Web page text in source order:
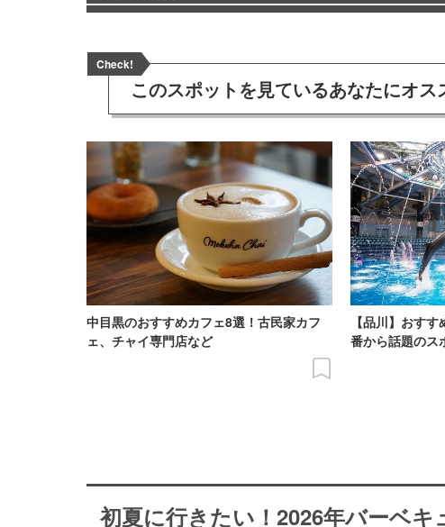
Check!
このスポットを見ているあなたにオス
中目黒のおすすめカフェ8選！古民家カフ
ェ、チャイ専門店など
【品川】おす
番から話題のス
初夏に行きたい！2026年バーベキ